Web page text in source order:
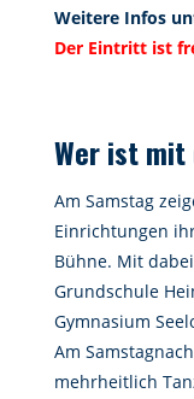
Weitere Infos
Der Eintritt ist
Wer ist mit
Am Samstag
Einrichtungen
Bühne. Mit
Grundschule
Gymnasium
Am
mehrheitlich